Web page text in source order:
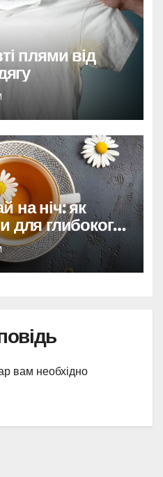
плями від
на ніч: як
для глибокого
вам необхідно